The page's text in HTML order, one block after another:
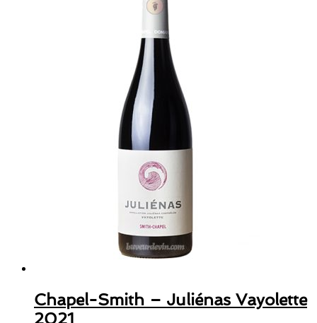
Chapel-Smith – Juliénas Vayolette
2021